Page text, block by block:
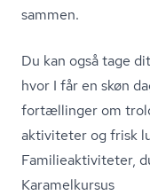
sammen.
Du kan også tage
hvor I får en skøn
fortællinger om
aktiviteter og frisk
Fa­mi­lie­ak­ti­vi­te­ter,
Karamelkursus